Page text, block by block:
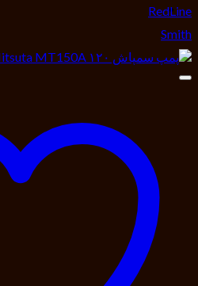
RedLine
Smith